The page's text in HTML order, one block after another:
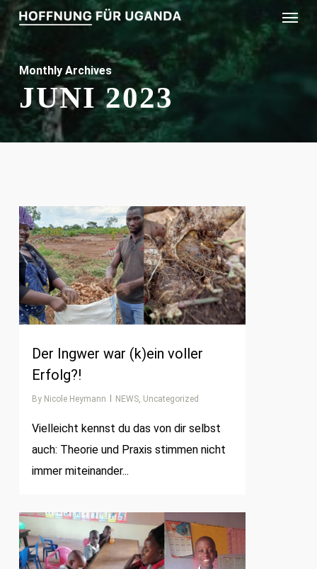
Skip
main
content
Menu
Monthly Archives
JUNI 2023
Der Ingwer war (k)ein voller
Erfolg?!
By Nicole Heymann NEWS, Uncategorized
Vielleicht kennst du das von dir selbst
auch: Theorie und Praxis stimmen nicht
immer miteinander...
0
0